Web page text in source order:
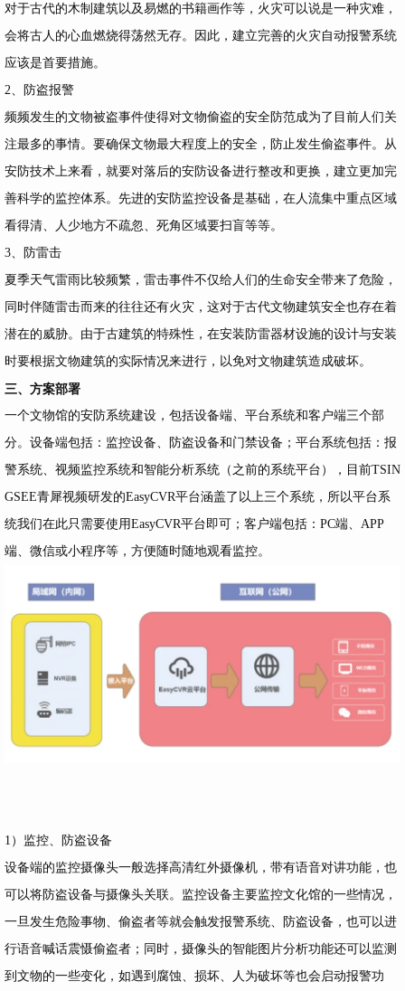
对于古代的木制建筑以及易燃的书籍画作等，火灾可以说是一种灾难，
会将古人的心血燃烧得荡然无存。因此，建立完善的火灾自动报警系统
应该是首要措施。
2、防盗报警
频频发生的文物被盗事件使得对文物偷盗的安全防范成为了目前人们关
注最多的事情。要确保文物最大程度上的安全，防止发生偷盗事件。从
安防技术上来看，就要对落后的安防设备进行整改和更换，建立更加完
善科学的监控体系。先进的安防监控设备是基础，在人流集中重点区域
看得清、人少地方不疏忽、死角区域要扫盲等等。
3、防雷击
夏季天气雷雨比较频繁，雷击事件不仅给人们的生命安全带来了危险，
同时伴随雷击而来的往往还有火灾，这对于古代文物建筑安全也存在着
潜在的威胁。由于古建筑的特殊性，在安装防雷器材设施的设计与安装
时要根据文物建筑的实际情况来进行，以免对文物建筑造成破坏。
三、方案部署
一个文物馆的安防系统建设，包括设备端、平台系统和客户端三个部
分。设备端包括：监控设备、防盗设备和门禁设备；平台系统包括：报
警系统、视频监控系统和智能分析系统（之前的系统平台），目前TSIN
GSEE青犀视频研发的EasyCVR平台涵盖了以上三个系统，所以平台系
统我们在此只需要使用EasyCVR平台即可；客户端包括：PC端、APP
端、微信或小程序等，方便随时随地观看监控。
1）监控、防盗设备
设备端的监控摄像头一般选择高清红外摄像机，带有语音对讲功能，也
可以将防盗设备与摄像头关联。监控设备主要监控文化馆的一些情况，
一旦发生危险事物、偷盗者等就会触发报警系统、防盗设备，也可以进
行语音喊话震慑偷盗者；同时，摄像头的智能图片分析功能还可以监测
到文物的一些变化，如遇到腐蚀、损坏、人为破坏等也会启动报警功